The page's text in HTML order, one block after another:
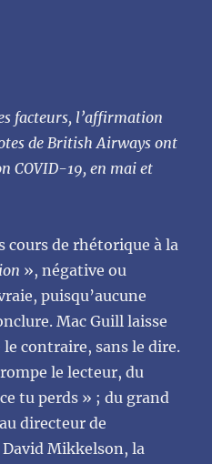
facteurs, l’affirmation
de British Airways ont
COVID-19, en mai et
cours de rhétorique à la
», négative ou
puisqu’aucune
Mac Guill laisse
contraire, sans le dire.
le lecteur, du
tu perds » ; du grand
directeur de
Mikkelson, la